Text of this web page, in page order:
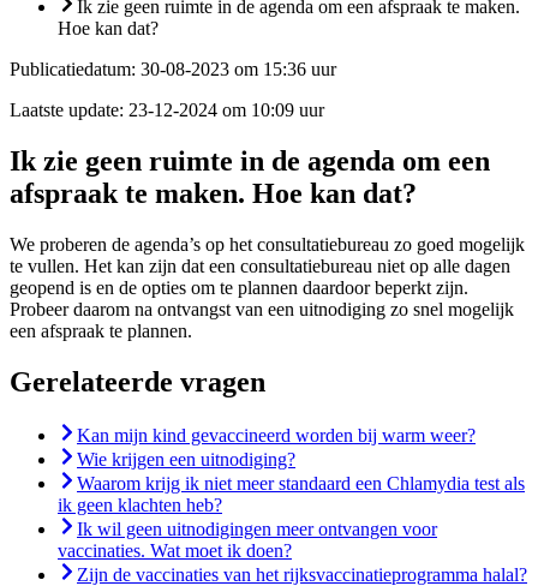
Ik zie geen ruimte in de agenda om een afspraak te maken.
Hoe kan dat?
Publicatiedatum: 30-08-2023 om 15:36 uur
Laatste update: 23-12-2024 om 10:09 uur
Ik zie geen ruimte in de agenda om een
afspraak te maken. Hoe kan dat?
We proberen de agenda’s op het consultatiebureau zo goed mogelijk
te vullen. Het kan zijn dat een consultatiebureau niet op alle dagen
geopend is en de opties om te plannen daardoor beperkt zijn.
Probeer daarom na ontvangst van een uitnodiging zo snel mogelijk
een afspraak te plannen.
Gerelateerde vragen
Kan mijn kind gevaccineerd worden bij warm weer?
Wie krijgen een uitnodiging?
Waarom krijg ik niet meer standaard een Chlamydia test als
ik geen klachten heb?
Ik wil geen uitnodigingen meer ontvangen voor
vaccinaties. Wat moet ik doen?
Zijn de vaccinaties van het rijksvaccinatieprogramma halal?